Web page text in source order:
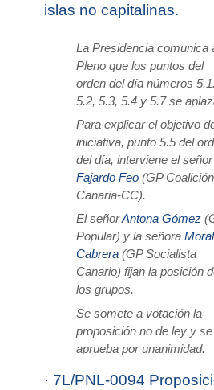
islas no capitalinas.
La Presidencia comunica
Pleno que los puntos del
orden del día números 5.1.
5.2, 5.3, 5.4 y 5.7 se
Para explicar el objetivo
iniciativa, punto 5.5 del
del día, interviene el señor
Fajardo Feo (GP Coalición
Canaria-CC).
El señorAntona Gómez
Popular) y la señora
Cabrera (GP Socialista
Canario) fijan la posición
los grupos.
Se somete a votación la
proposición no de ley y se
aprueba por unanimidad.
· 7L/PNL-0094